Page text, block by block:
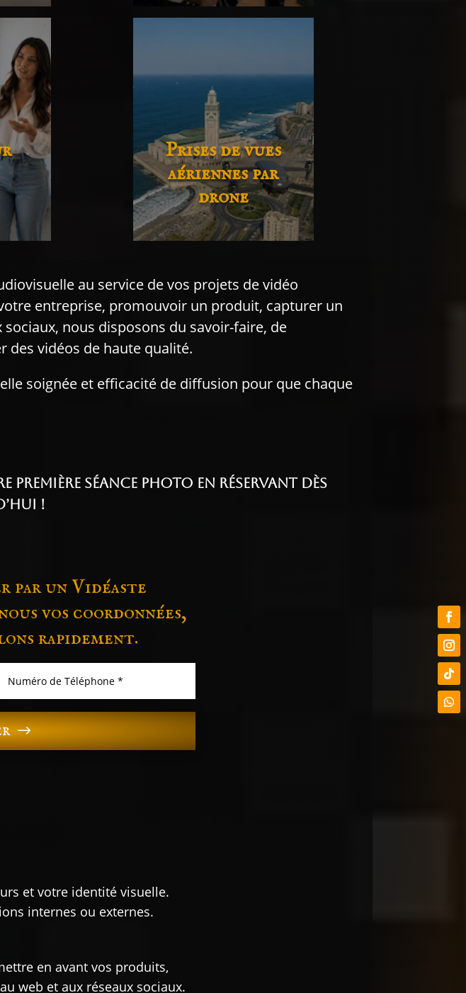
Prises de vues
aériennes par
drone
au service de vos projets de vidéo
entreprise, promouvoir un produit, capturer un
nous disposons du savoir-faire, de
des vidéos de haute qualité.
soignée et efficacité de diffusion pour que chaque
première séance photo en réservant dès
!
par un Vidéaste
vos coordonnées,
rapidement.
et votre identité visuelle.
internes ou externes.
en avant vos produits,
web et aux réseaux sociaux.